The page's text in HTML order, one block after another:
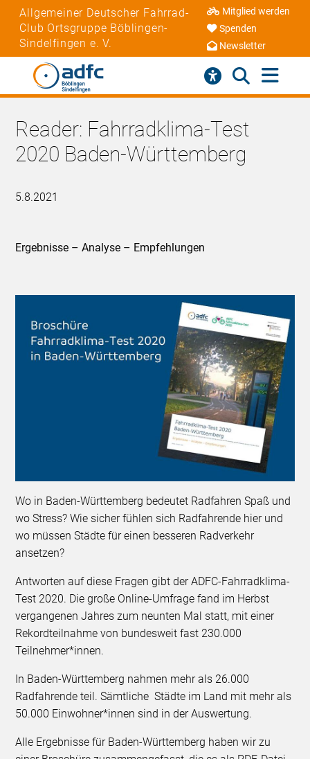
Allgemeiner Deutscher Fahrrad-
Club Ortsgruppe Böblingen-
Sindelfingen e. V.
Mitglied werden
Spenden
Newsletter
Reader: Fahrradklima-Test
2020 Baden-Württemberg
5.8.2021
Ergebnisse – Analyse – Empfehlungen
Wo in Baden-Württemberg bedeutet Radfahren Spaß und
wo Stress? Wie sicher fühlen sich Radfahrende hier und
wo müssen Städte für einen besseren Radverkehr
ansetzen?
Antworten auf diese Fragen gibt der ADFC-Fahrradklima-
Test 2020. Die große Online-Umfrage fand im Herbst
vergangenen Jahres zum neunten Mal statt, mit einer
Rekordteilnahme von bundesweit fast 230.000
Teilnehmer*innen.
In Baden-Württemberg nahmen mehr als 26.000
Radfahrende teil. Sämtliche Städte im Land mit mehr als
50.000 Einwohner*innen sind in der Auswertung.
Alle Ergebnisse für Baden-Württemberg haben wir zu